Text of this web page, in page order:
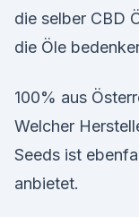
die selber CBD
die Öle
100% aus
Welcher
Seeds ist
anbietet.